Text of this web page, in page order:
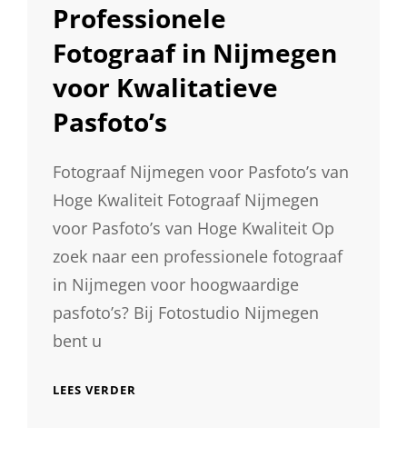
Professionele
Fotograaf in Nijmegen
voor Kwalitatieve
Pasfoto’s
Fotograaf Nijmegen voor Pasfoto’s van
Hoge Kwaliteit Fotograaf Nijmegen
voor Pasfoto’s van Hoge Kwaliteit Op
zoek naar een professionele fotograaf
in Nijmegen voor hoogwaardige
pasfoto’s? Bij Fotostudio Nijmegen
bent u
LEES VERDER